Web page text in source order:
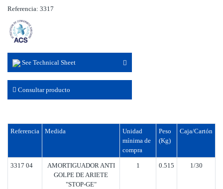
Referencia: 3317
See Technical Sheet
Consultar producto
Referencia Medida
Unidad
mínima de
compra
Peso
(Kg)
Caja/Cartón
3317 04
AMORTIGUADOR ANTI
GOLPE DE ARIETE
"STOP-GE"
1 0.515 1/30